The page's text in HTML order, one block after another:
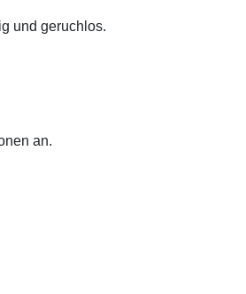
und geruchlos.
an.